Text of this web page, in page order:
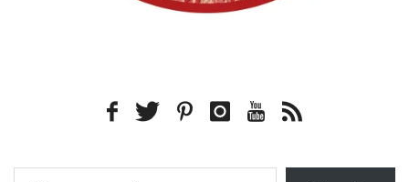
Type your email…